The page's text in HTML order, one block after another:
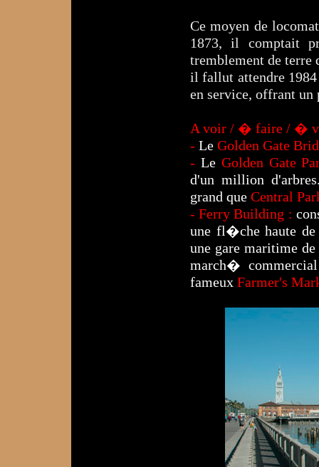
Ce moyen de
1873, il comptait
tremblement de
il fallut attendre 1984
en service, offrant
A voir / � faire / �
- Le Golden Gate
- LeGolden Gate
d'un million
grand que Central
- Ferry Building :
une fl�che haute de
une gare maritime
march�
fameux Farmer's